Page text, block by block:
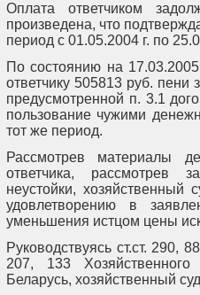
Оплата ответчиком
произведена, что
период с 01.05.2004 г. по
По состоянию на
ответчику 505813 руб. пени
предусмотренной п. 3.1
пользование чужими
тот же период.
Рассмотрев материалы
ответчика, рассмотрев
неустойки,
удовлетворению в
уменьшения истцом цены
Руководствуясь ст.ст. 290,
207, 133 Хозяйственного
Беларусь, хозяйственный